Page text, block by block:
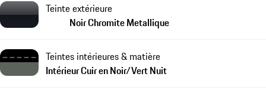
Teinte extérieure
Noir Chromite Metallique
Teintes intérieures & matière
Intérieur Cuir en Noir/Vert Nuit